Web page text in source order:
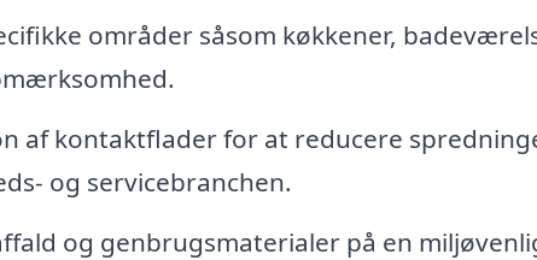
områder såsom køkkener,
af kontaktflader for at reducere
og servicebranchen.
og genbrugsmaterialer på en